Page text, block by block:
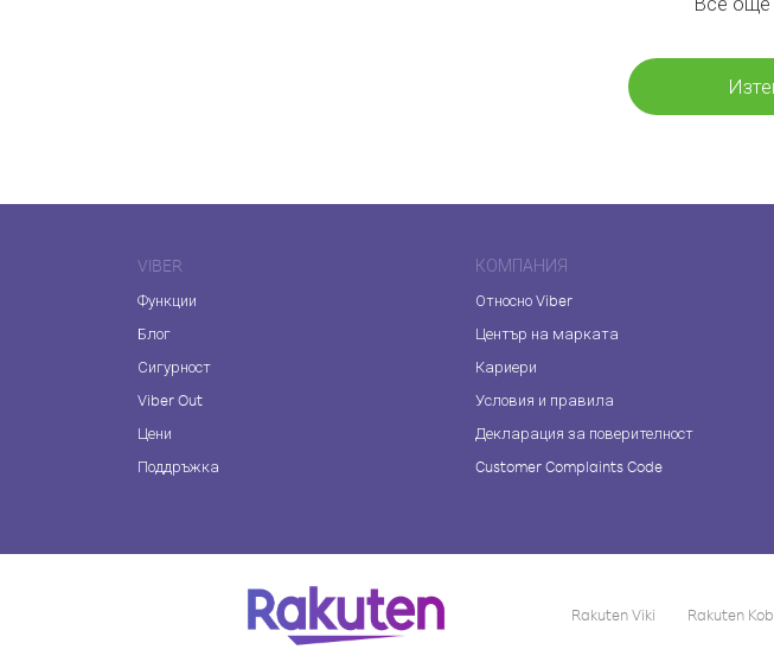
VIBER
Функции
Блог
Сигурност
Viber Out
Цени
Поддръжка
КОМПАНИЯ
Относно Viber
Център на марката
Кариери
Условия и правила
Декларация за поверителност
Customer Complaints Code
Rakuten Viki Rakuten